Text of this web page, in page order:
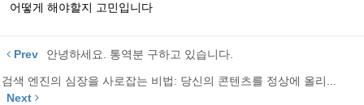
어떻게 해야할지 고민입니다
Prev 안녕하세요. 통역분 구하고 있습니다.
검색 엔진의 심장을 사로잡는 비법: 당신의 콘텐츠를 정상에 올리...
Next